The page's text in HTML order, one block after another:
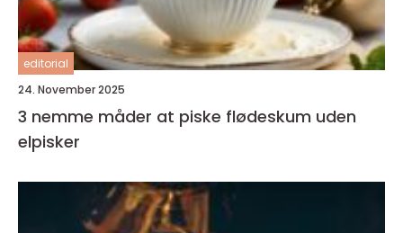
editorial
24. November 2025
3 nemme måder at piske flødeskum uden
elpisker